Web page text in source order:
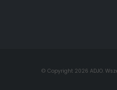
© Copyright 2026 ADJO.